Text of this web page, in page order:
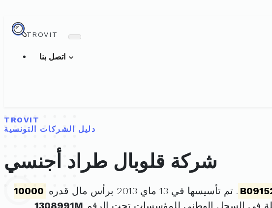
TROVIT
TROVIT
دليل الشركات التونسية
شركة قلوبال طراد أجنسي
. تم تأسيسها في 13 ماي 2013 برأس مال قدره
10000
في السجل الوطني للمؤسسات تحت الرقم 1308991M
.